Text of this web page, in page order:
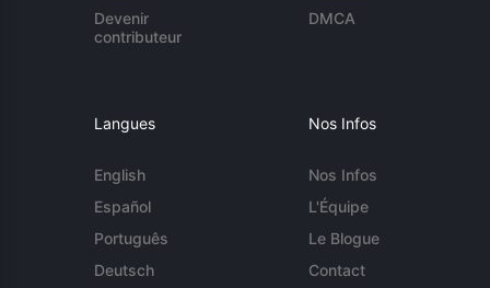
Devenir
contributeur
DMCA
Langues
English
Español
Português
Deutsch
Nos Infos
Nos Infos
L'Équipe
Le Blogue
Contact